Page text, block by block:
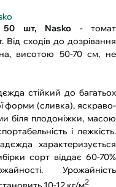
50 шт, Nasko - томат
сходів до дозрівання
висотою 50-70 см, не
стійкий до багатьох
форми (сливка), яскраво-
біля плодоніжки, масою
і лежкість.
характеризується
сорт віддає 60-70%
Урожайність
2